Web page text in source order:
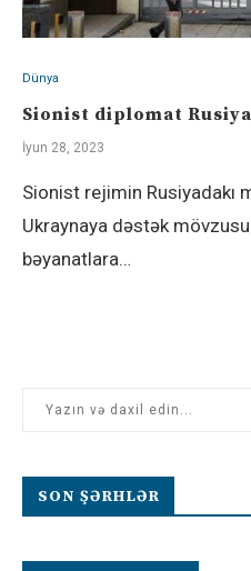
Dünya
Sionist diplomat Rusiya
İyun 28, 2023
Sionist rejimin Rusiyadakı
Ukraynaya dəstək
bəyanatlara…
SON ŞƏRHLƏR